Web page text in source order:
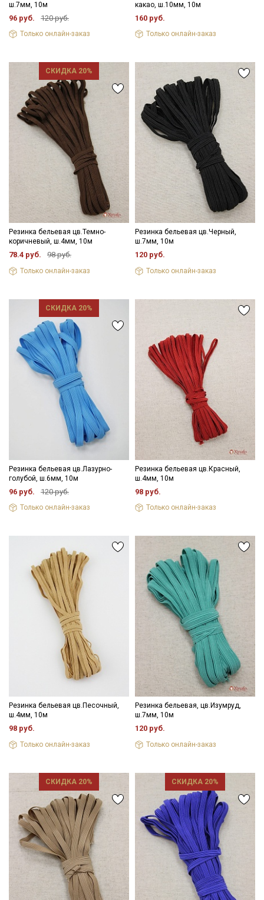
ш.7мм, 10м
96 руб. 120 руб.
Только онлайн-заказ
какао, ш.10мм, 10м
160 руб.
Только онлайн-заказ
СКИДКА 20%
Резинка бельевая цв.Темно-
коричневый, ш.4мм, 10м
78.4 руб. 98 руб.
Только онлайн-заказ
Резинка бельевая цв.Черный,
ш.7мм, 10м
120 руб.
Только онлайн-заказ
СКИДКА 20%
Резинка бельевая цв.Лазурно-
голубой, ш.6мм, 10м
96 руб. 120 руб.
Только онлайн-заказ
Резинка бельевая цв.Красный,
ш.4мм, 10м
98 руб.
Только онлайн-заказ
Резинка бельевая цв.Песочный,
ш.4мм, 10м
98 руб.
Только онлайн-заказ
Резинка бельевая, цв.Изумруд,
ш.7мм, 10м
120 руб.
Только онлайн-заказ
СКИДКА 20% СКИДКА 20%
Секретная рассылка от Купава
Мы публикуем здесь дополнительные
промокоды и скидки до 30% на узкие
категории тканей
Электронная почта
Ознакомлен(а) с
Политикой обработки персональных
данныхи даю
Согласие на обработку персональных
данных
ДаюСогласие на получение рекламных и
информационных рассылок